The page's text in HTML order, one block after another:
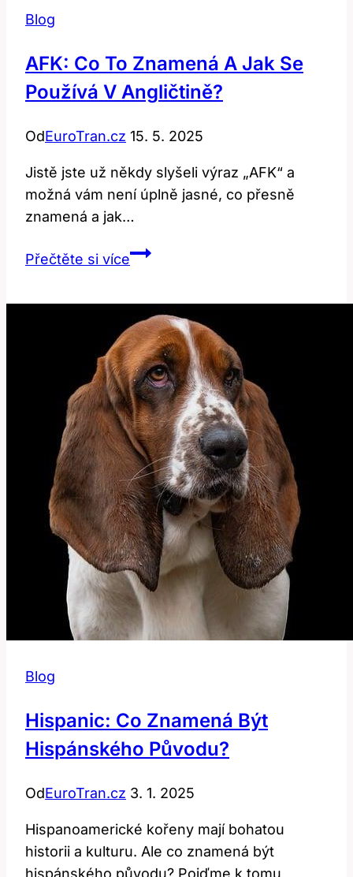
Blog
AFK: Co To Znamená A Jak Se
Používá V Angličtině?
OdEuroTran.cz 15. 5. 2025
Jistě jste už někdy slyšeli výraz „AFK“ a
možná vám není úplně jasné, co přesně
znamená a jak…
Přečtěte si víceAFK:
znamená
a
jak
se
používá
v
angličtině?
Blog
Hispanic: Co Znamená Být
Hispánského Původu?
OdEuroTran.cz 3. 1. 2025
Hispanoamerické kořeny mají bohatou
historii a kulturu. Ale co znamená být
hispánského původu? Pojďme k tomu